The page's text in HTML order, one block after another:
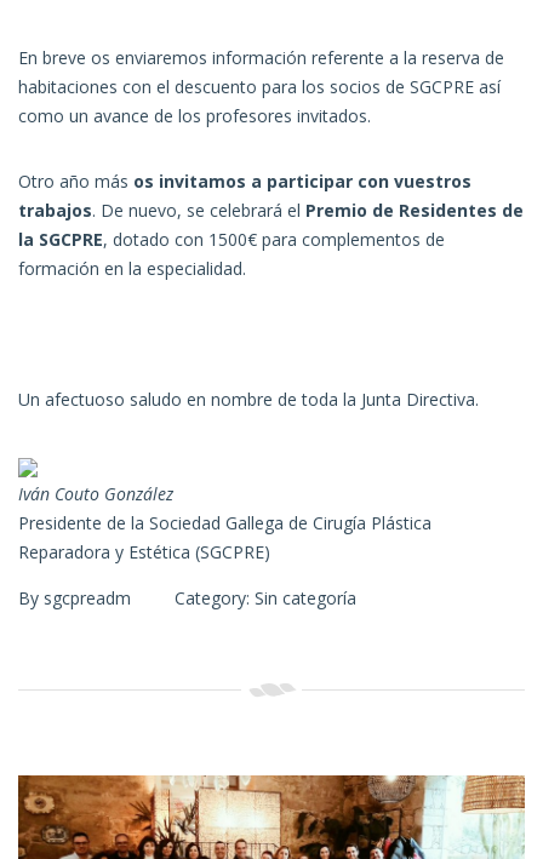
En breve os enviaremos información referente a la reserva de
habitaciones con el descuento para los socios de SGCPRE así
como un avance de los profesores invitados.
Otro año más os invitamos a participar con vuestros
trabajos. De nuevo, se celebrará el Premio de Residentes de
la SGCPRE, dotado con 1500€ para complementos de
formación en la especialidad.
Un afectuoso saludo en nombre de toda la Junta Directiva.
Iván Couto González
Presidente de la Sociedad Gallega de Cirugía Plástica
Reparadora y Estética (SGCPRE)
By sgcpreadm Category: Sin categoría